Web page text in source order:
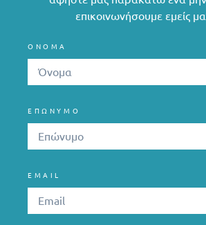
επικοινωνήσουμε εμείς
ΟΝΟΜΑ
ΕΠΩΝΥΜΟ
EMAIL